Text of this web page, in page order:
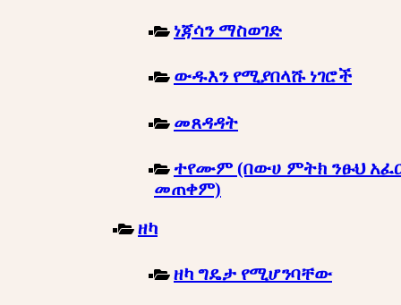
ነጃሳን ማስወገድ
ውዱእን የሚያበላሹ ነገሮች
መጸዳዳት
ተየሙም (በውሀ ምትክ ንፁህ
መጠቀም)
ዘካ
ዘካ ግዴታ የሚሆንባቸው